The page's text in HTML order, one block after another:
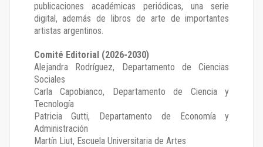
publicaciones académicas periódicas, una serie
digital, además de libros de arte de importantes
artistas argentinos.
Comité Editorial (2026-2030)
Alejandra Rodríguez, Departamento de Ciencias
Sociales
Carla Capobianco, Departamento de Ciencia y
Tecnología
Patricia Gutti, Departamento de Economía y
Administración
Martín Liut, Escuela Universitaria de Artes